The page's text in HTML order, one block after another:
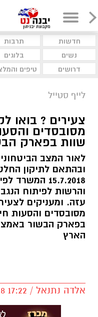
חדשות תרבות
נשים
בלוגים
דרושים
טיפים
לייף סטייל
צעירים ? בואו
מסובסדים
שוות בפארק
לאור המצב
15.7.2018
והרשות לפיתוח
עזה. ומעניקים
מסובסדים והסעות
בפארק הבשור
הארץ
אלדה נתנאל / 17:22 31.07.18